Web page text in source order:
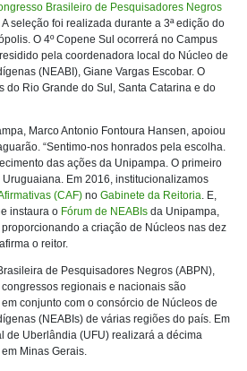
Brasileiro de Pesquisadores Negros
A seleção foi realizada durante a 3ª edição do
O 4º Copene Sul ocorrerá no Campus
pela coordenadora local do Núcleo de
(NEABI), Giane Vargas Escobar. O
do Rio Grande do Sul, Santa Catarina e do
Marco Antonio Fontoura Hansen, apoiou
“Sentimo-nos honrados pela escolha.
das ações da Unipampa. O primeiro
Em 2016, institucionalizamos
(CAF) no Gabinete da Reitoria. E,
instaura o Fórum de NEABIs da Unipampa,
a criação de Núcleos nas dez
o reitor.
de Pesquisadores Negros (ABPN),
regionais e nacionais são
conjunto com o consórcio de Núcleos de
(NEABIs) de várias regiões do país. Em
de Uberlândia (UFU) realizará a décima
Minas Gerais.